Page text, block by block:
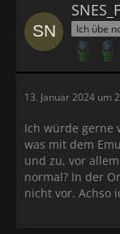
Ich übe
13. Januar 2024 um
Ich würde gerne
was mit dem
und zu, vor
normal? In der
nicht vor. Achso